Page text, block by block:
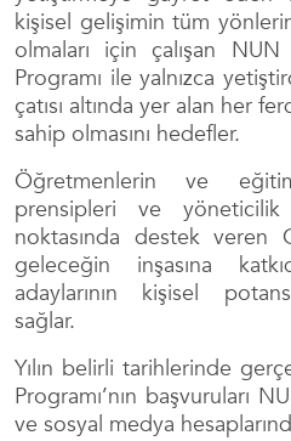
kişisel gelişimin tüm
olmaları için çalışan
Programı ile yalnızca
çatısı altında yer alan her
sahip olmasını hedefler.
Öğretmenlerin ve
prensipleri ve yöneticilik
noktasında destek veren
geleceğin inşasına
adaylarının kişisel
sağlar.
Yılın belirli tarihlerinde
Programı’nın başvuruları
ve sosyal medya